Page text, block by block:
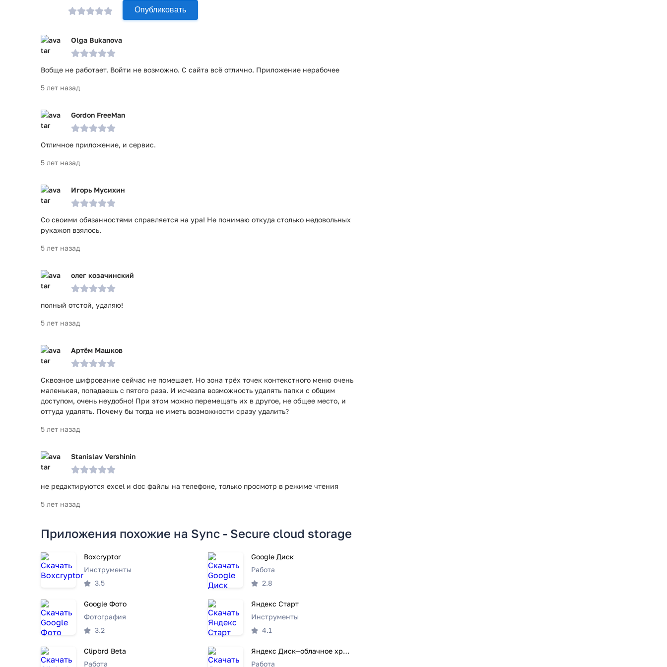
Опубликовать
Olga Bukanova
Вобще не работает. Войти не возможно. С сайта всё отлично. Приложение нерабочее
5 лет назад
Gordon FreeMan
Отличное приложение, и сервис.
5 лет назад
Игорь Мусихин
Со своими обязанностями справляется на ура! Не понимаю откуда столько недовольных
рукажоп взялось.
5 лет назад
олег козачинский
полный отстой, удаляю!
5 лет назад
Артём Машков
Сквозное шифрование сейчас не помешает. Но зона трёх точек контекстного меню очень
маленькая, попадаешь с пятого раза. И исчезла возможность удалять папки с общим
доступом, очень неудобно! При этом можно перемещать их в другое, не общее место, и
оттуда удалять. Почему бы тогда не иметь возможности сразу удалить?
5 лет назад
Stanislav Vershinin
не редактируются excel и doc файлы на телефоне, только просмотр в режиме чтения
5 лет назад
Приложения похожие на Sync - Secure cloud storage
Boxcryptor
Инструменты
3.5
Google Диск
Работа
2.8
Google Фото
Фотография
3.2
Яндекс Старт
Инструменты
4.1
Clipbrd Beta
Работа
Яндекс Диск—облачное хранилище
Работа